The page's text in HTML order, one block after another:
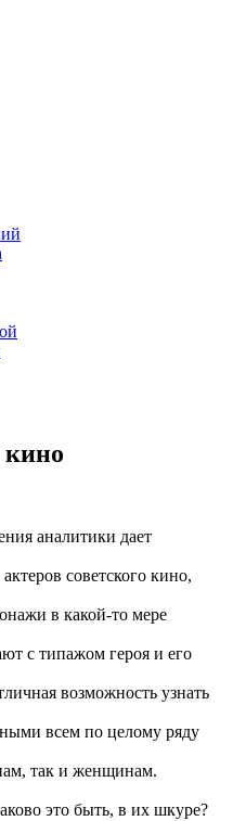
кино
аналитики дает
советского кино,
в какой-то мере
с типажом героя и его
возможность узнать
всем по целому ряду
так и женщинам.
это быть, в их шкуре?